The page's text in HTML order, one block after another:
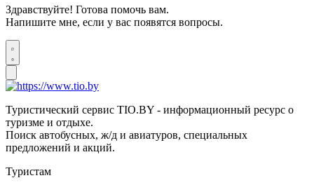
Здравствуйте! Готова помочь вам.
Напишите мне, если у вас появятся вопросы.
Туристический сервис TIO.BY - информационный ресурс о
туризме и отдыхе.
Поиск автобусных, ж/д и авиатуров, специальных
предложений и акций.
Туристам